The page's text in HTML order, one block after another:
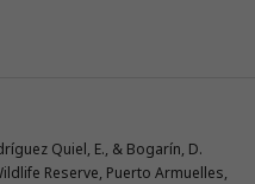
Quiel, E., & Bogarín, D.
Reserve, Puerto Armuelles,